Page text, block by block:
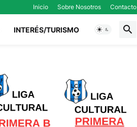
Inicio Sobre Nosotros Contacto
INTERÉS/TURISMO